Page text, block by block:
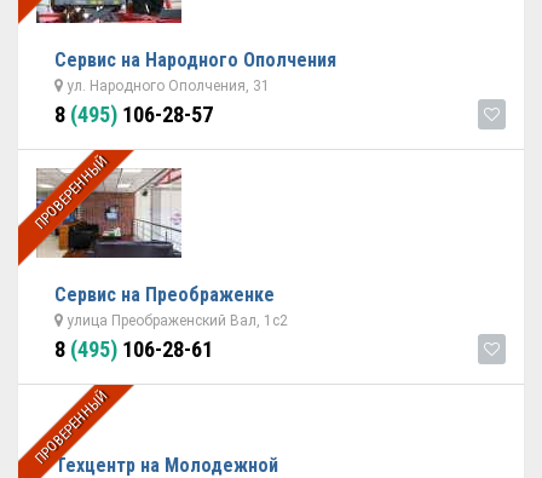
Сервис на Народного Ополчения
ул. Народного Ополчения, 31
8 (495) 106-28-57
ПРОВЕРЕННЫЙ
Сервис на Преображенке
улица Преображенский Вал, 1с2
8 (495) 106-28-61
ПРОВЕРЕННЫЙ
Техцентр на Молодежной